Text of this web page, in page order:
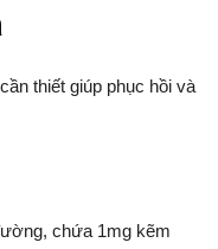
thiết giúp phục hồi và
chứa 1mg kẽm